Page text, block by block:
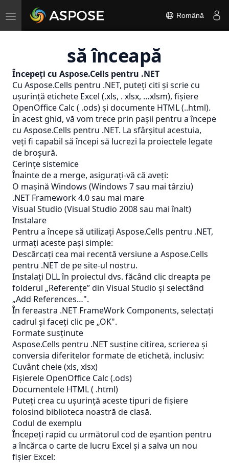
Toggle
navigation
Română
să înceapă
Începeți cu Aspose.Cells pentru .NET
Cu Aspose.Cells pentru .NET, puteți citi și scrie cu
ușurință etichete Excel (.xls, . xlsx, …xlsm), fișiere
OpenOffice Calc ( .ods) și documente HTML (..html).
În acest ghid, vă vom trece prin pașii pentru a începe
cu Aspose.Cells pentru .NET. La sfârșitul acestuia,
veți fi capabil să începi să lucrezi la proiectele legate
de broșură.
Cerințe sistemice
Înainte de a merge, asigurați-vă că aveți:
O mașină Windows (Windows 7 sau mai târziu)
.NET Framework 4.0 sau mai mare
Visual Studio (Visual Studio 2008 sau mai înalt)
Instalare
Pentru a începe să utilizați Aspose.Cells pentru .NET,
urmați aceste pași simple:
Descărcați cea mai recentă versiune a Aspose.Cells
pentru .NET de pe site-ul nostru.
Instalați DLL în proiectul dvs. făcând clic dreapta pe
folderul „Referențe” din Visual Studio și selectând
„Add References…".
În fereastra .NET FrameWork Components, selectați
cadrul și faceți clic pe „OK".
Formate susținute
Aspose.Cells pentru .NET susține citirea, scrierea și
conversia diferitelor formate de etichetă, inclusiv:
Cuvânt cheie (xls, xlsx)
Fișierele OpenOffice Calc (.ods)
Documentele HTML ( .html)
Puteți crea cu ușurință aceste tipuri de fișiere
folosind biblioteca noastră de clasă.
Codul de exemplu
Începeți rapid cu următorul cod de eșantion pentru
a încărca o carte de lucru Excel și a salva un nou
fișier Excel: